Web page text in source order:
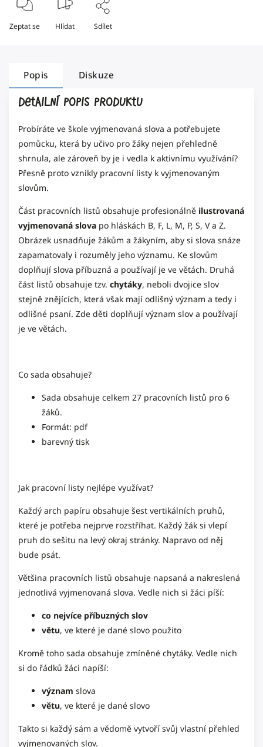
Zeptat se Hlídat Sdílet
Popis Diskuze
Detailní popis produktu
Probíráte ve škole vyjmenovaná slova a potřebujete
pomůcku, která by učivo pro žáky nejen přehledně
shrnula, ale zároveň by je i vedla k aktivnímu využívání?
Přesně proto vznikly pracovní listy k vyjmenovaným
slovům.
Část pracovních listů obsahuje profesionálně ilustrovaná
vyjmenovaná slova po hláskách B, F, L, M, P, S, V a Z.
Obrázek usnadňuje žákům a žákyním, aby si slova snáze
zapamatovaly i rozuměly jeho významu. Ke slovům
doplňují slova příbuzná a používají je ve větách. Druhá
část listů obsahuje tzv. chytáky, neboli dvojice slov
stejně znějících, která však mají odlišný význam a tedy i
odlišné psaní. Zde děti doplňují význam slov a používají
je ve větách.
Co sada obsahuje?
Sada obsahuje celkem 27 pracovních listů pro 6
žáků.
Formát: pdf
barevný tisk
Jak pracovní listy nejlépe využívat?
Každý arch papíru obsahuje šest vertikálních pruhů,
které je potřeba nejprve rozstříhat. Každý žák si vlepí
pruh do sešitu na levý okraj stránky. Napravo od něj
bude psát.
Většina pracovních listů obsahuje napsaná a nakreslená
jednotlivá vyjmenovaná slova. Vedle nich si žáci píší:
co nejvíce příbuzných slov
větu, ve které je dané slovo použito
Kromě toho sada obsahuje zmíněné chytáky. Vedle nich
si do řádků žáci napíší:
význam slova
větu, ve které je dané slovo
Takto si každý sám a vědomě vytvoří svůj vlastní přehled
vyjmenovaných slov.